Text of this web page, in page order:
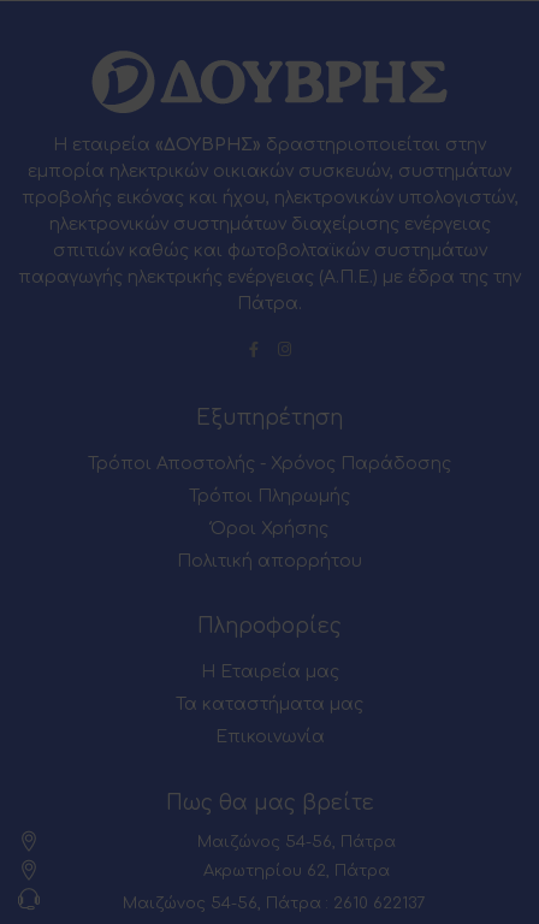
Η εταιρεία «ΔΟΥΒΡΗΣ» δραστηριοποιείται στην
εμπορία ηλεκτρικών οικιακών συσκευών, συστημάτων
προβολής εικόνας και ήχου, ηλεκτρονικών υπολογιστών,
ηλεκτρονικών συστημάτων διαχείρισης ενέργειας
σπιτιών καθώς και φωτοβολταϊκών συστημάτων
παραγωγής ηλεκτρικής ενέργειας (Α.Π.Ε.) με έδρα της την
Πάτρα.
Εξυπηρέτηση
Τρόποι Αποστολής - Χρόνος Παράδοσης
Τρόποι Πληρωμής
Όροι Χρήσης
Πολιτική απορρήτου
Πληροφορίες
Η Εταιρεία μας
Τα καταστήματα μας
Επικοινωνία
Πως θα μας βρείτε
Μαιζώνος 54-56, Πάτρα
Ακρωτηρίου 62, Πάτρα
Μαιζώνος 54-56, Πάτρα : 2610 622137